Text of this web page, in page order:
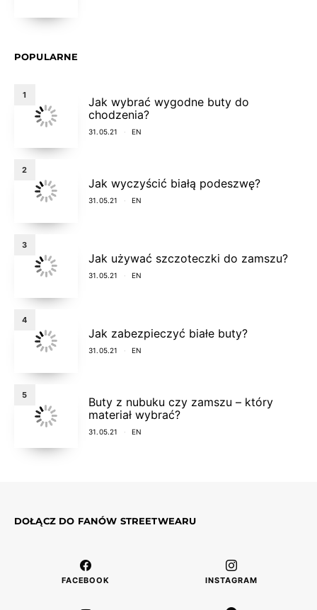
POPULARNE
1
Jak wybrać wygodne buty do
chodzenia?
31.05.21 EN
2
Jak wyczyścić białą podeszwę?
31.05.21 EN
3
Jak używać szczoteczki do zamszu?
31.05.21 EN
4
Jak zabezpieczyć białe buty?
31.05.21 EN
5
Buty z nubuku czy zamszu – który
materiał wybrać?
31.05.21 EN
DOŁĄCZ DO FANÓW STREETWEARU
FACEBOOK INSTAGRAM